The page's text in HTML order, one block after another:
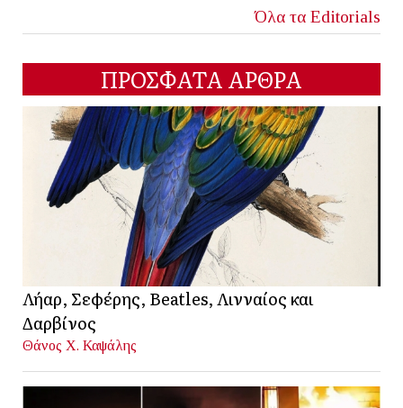
Όλα τα Editorials
ΠΡΟΣΦΑΤΑ ΑΡΘΡΑ
Λήαρ, Σεφέρης, Beatles, Λινναίος και
Δαρβίνος
Θάνος Χ. Καψάλης